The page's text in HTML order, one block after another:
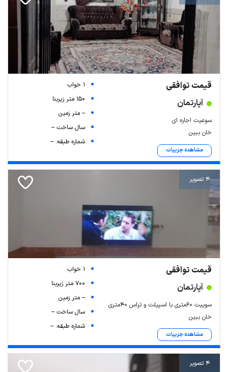
قیمت توافقی
آپارتمان
سوعیت اجاره ای
خان ببین
مشاهده جزییات
1 خواب
150 متر زیربنا
-- متر زمین
سال ساخت --
شماره طبقه: --
4 تصویر
قیمت توافقی
آپارتمان
سوییت 60متری با اسپیلت و تراس 40متری
خان ببین
مشاهده جزییات
1 خواب
700 متر زیربنا
-- متر زمین
سال ساخت --
شماره طبقه: --
4 تصویر